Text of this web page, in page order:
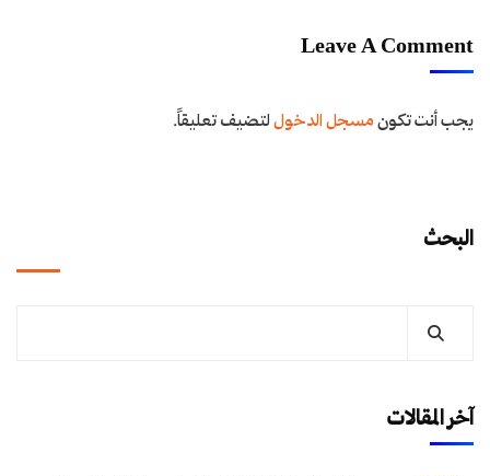
Leave A Comment
يجب أنت تكونمسجل الدخوللتضيف تعليقاً.
البحث
آخر المقالات